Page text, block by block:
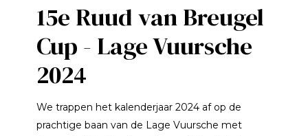
15e Ruud van Breugel
Cup - Lage Vuursche
2024
We trappen het kalenderjaar 2024 af op de
prachtige baan van de Lage Vuursche met